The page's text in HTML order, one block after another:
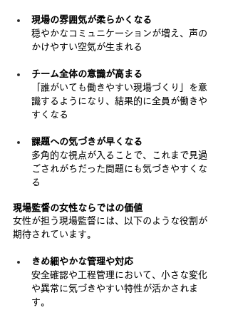
現場の雰囲気が柔らかくなる
穏やかなコミュニケーションが増え、声の
かけやすい空気が生まれる
チーム全体の意識が高まる
「誰がいても働きやすい現場づくり」を意
識するようになり、結果的に全員が働きや
すくなる
課題への気づきが早くなる
多角的な視点が入ることで、これまで見過
ごされがちだった問題にも気づきやすくな
る
現場監督の女性ならではの価値
女性が担う現場監督には、以下のような役割が
期待されています。
きめ細やかな管理や対応
安全確認や工程管理において、小さな変化
や異常に気づきやすい特性が活かされま
す。